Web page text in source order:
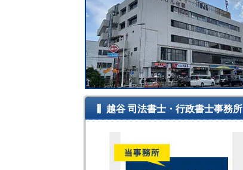
越谷 司法書士・行政書士事務所